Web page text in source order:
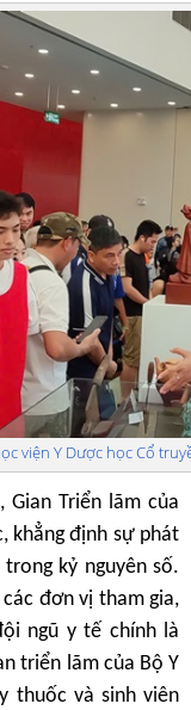
viện Y Dược học Cổ
Gian Triển lãm của
khẳng định sự phát
kỷ nguyên số.
đơn vị tham gia,
ngũ y tế chính là
triển lãm của Bộ Y
thuốc và sinh viên